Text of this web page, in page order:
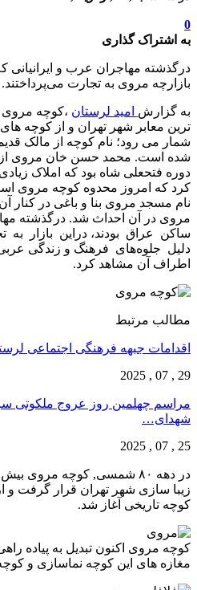
0
به اشتراک گذاری
درگذشته مهاجران عرب و ایرانیانی
بازارچه مروی به تجارت‌ می‌پرداختند.
به گزارش امید لرستان
ترین معابر شهر تهران و از کوچه
شمار می رود؛ نام کوچه از مالک
شده است. محمد حسن خان مروی از
دوره فتحعلی شاه بود که املاک
کرد که امروز محدوه کوچه مروی
نام مسجد مروی بنا و باغی در کنار
مروی در آن احداث شد. درگذشته
ساکن عراق بودند، دراین بازار به
دلیل جلوه‌های فرهنگ و زندگی
اطراف آن مشاهد کرد.
مطالب مرتبط
اقدامات جبهه فرهنگی اجتماعی لرستان
29 , 07 , 2025
مراسم چهلمین روز عروج ملکوتی
شهدای…
25 , 07 , 2025
در دهه ۸۰ شمسی, کوچه مروی
زیبا سازی شهر تهران قرار گرفت و
کوچه تاریخی آغاز شد.
کوچه مروی اکنون تبدیل به پیاده
مغازه های این کوچه نماسازی و